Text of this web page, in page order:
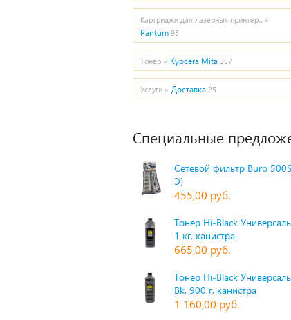
Картриджи для лазерных принтер... »
Pantum 93
Тонер » Kyocera Mita 307
Услуги » Доставка 25
Специальные
Сетевой фильтр Buro
Э)
455,00 руб.
Тонер Hi-Black
1 кг, канистра
665,00 руб.
Тонер Hi-Black
Bk, 900 г, канистра
1 160,00 руб.